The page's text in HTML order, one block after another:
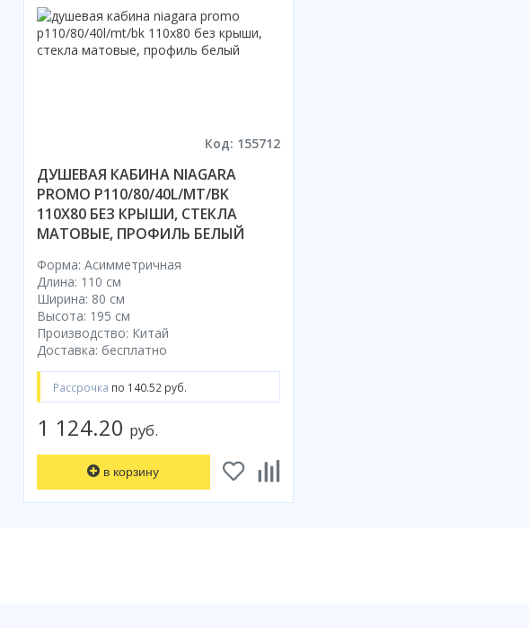
Код: 155712
ДУШЕВАЯ КАБИНА NIAGARA
PROMO P110/80/40L/MT/BK
110X80 БЕЗ КРЫШИ, СТЕКЛА
МАТОВЫЕ, ПРОФИЛЬ БЕЛЫЙ
Форма: Асимметричная
Длина: 110 см
Ширина: 80 см
Высота: 195 см
Производство: Китай
Доставка: бесплатно
Рассрочка по 140.52 руб.
1 124.20 руб.
в корзину